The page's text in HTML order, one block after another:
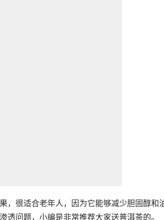
很适合老年人，因为它能够减少胆固醇和
问题，小编是非常推荐大家送普洱茶的。